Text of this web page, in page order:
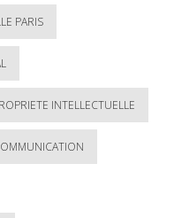
PARIS
INTELLECTUELLE